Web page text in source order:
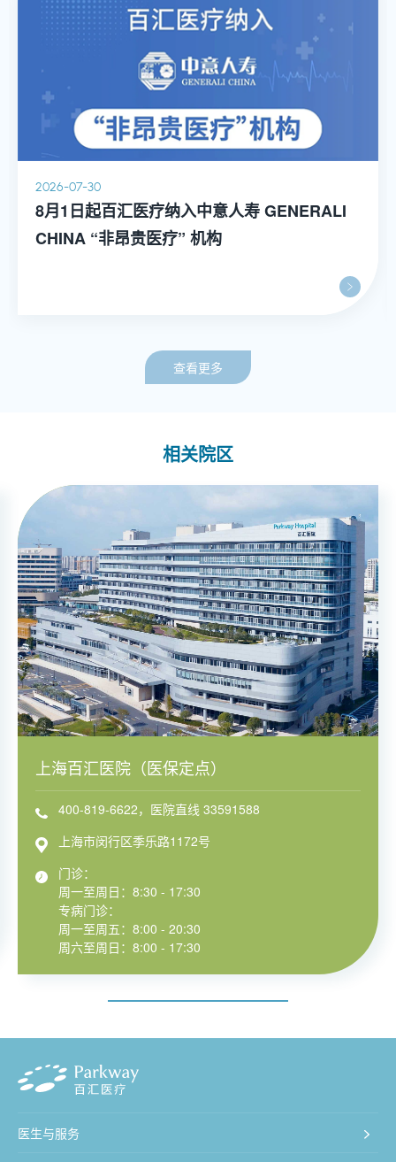
2026-07-30
8月1日起百汇医疗纳入中意人寿 GENERALI
CHINA “非昂贵医疗” 机构
查看更多
相关院区
上海百汇医院（医保定点）
400-819-6622，医院直线 33591588
上海市闵行区季乐路1172号
门诊：
周一至周日：8:30 - 17:30
专病门诊：
周一至周五：8:00 - 20:30
周六至周日：8:00 - 17:30
医生与服务